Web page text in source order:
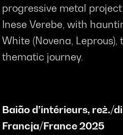
progressive metal
Inese Verebe, with
White (Novena,
thematic journey.
Baião d’intérieurs, reż./
Francja/France2025